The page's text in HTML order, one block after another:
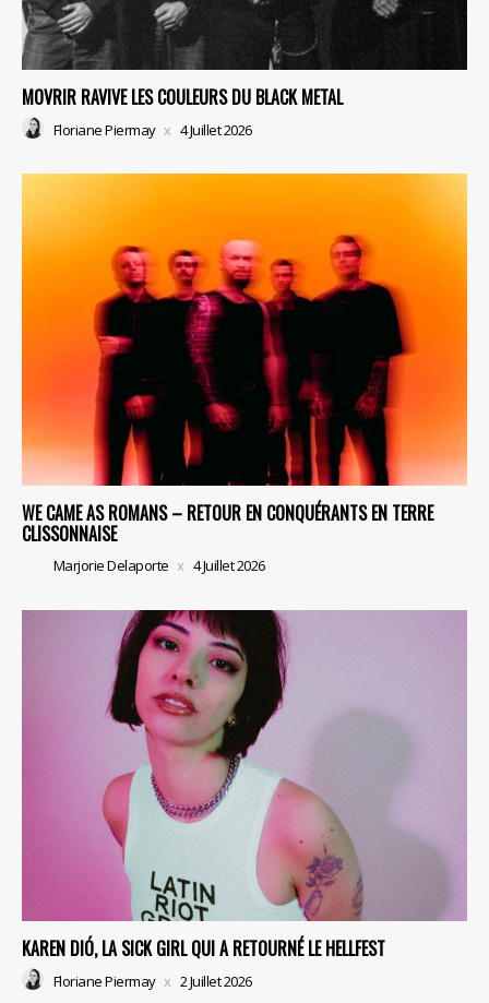
MOVRIR RAVIVE LES COULEURS DU BLACK METAL
Floriane Piermay 4 Juillet 2026
WE CAME AS ROMANS – RETOUR EN CONQUÉRANTS EN TERRE
CLISSONNAISE
Marjorie Delaporte 4 Juillet 2026
KAREN DIÓ, LA SICK GIRL QUI A RETOURNÉ LE HELLFEST
Floriane Piermay 2 Juillet 2026